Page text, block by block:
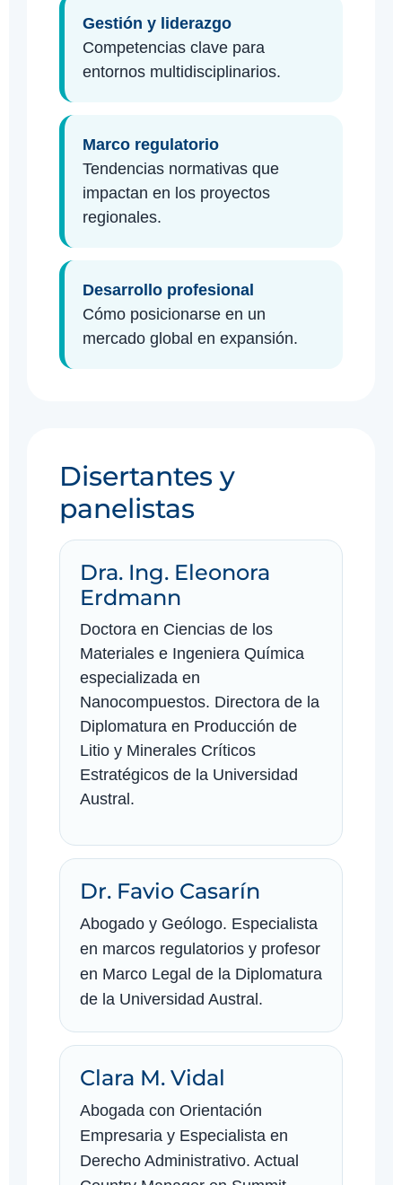
Gestión y liderazgo
Competencias clave para
entornos multidisciplinarios.
Marco regulatorio
Tendencias normativas que
impactan en los proyectos
regionales.
Desarrollo profesional
Cómo posicionarse en un
mercado global en expansión.
Disertantes y
panelistas
Dra. Ing. Eleonora
Erdmann
Doctora en Ciencias de los
Materiales e Ingeniera Química
especializada en
Nanocompuestos. Directora de la
Diplomatura en Producción de
Litio y Minerales Críticos
Estratégicos de la Universidad
Austral.
Dr. Favio Casarín
Abogado y Geólogo. Especialista
en marcos regulatorios y profesor
en Marco Legal de la Diplomatura
de la Universidad Austral.
Clara M. Vidal
Abogada con Orientación
Empresaria y Especialista en
Derecho Administrativo. Actual